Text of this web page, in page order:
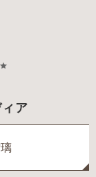
ア